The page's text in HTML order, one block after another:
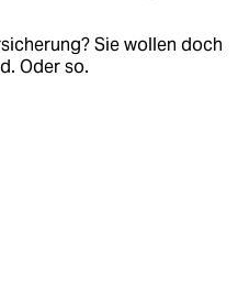
Sie wollen doch
Oder so.